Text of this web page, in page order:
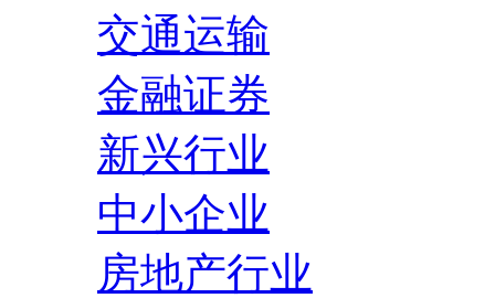
交通运输
金融证券
新兴行业
中小企业
房地产行业